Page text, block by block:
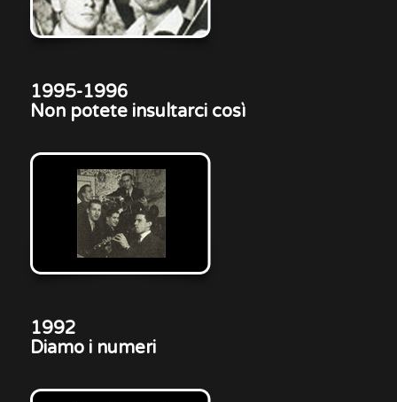
1995-1996
Non potete insultarci così
1992
Diamo i numeri